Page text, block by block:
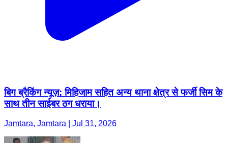
बिग ब्रैकिंग न्यूज़: मिहिजाम सहित अन्य थाना क्षेत्र से फर्जी सिम के
साथ तीन साईबर ठग धराया।
Jamtara, Jamtara | Jul 31, 2026